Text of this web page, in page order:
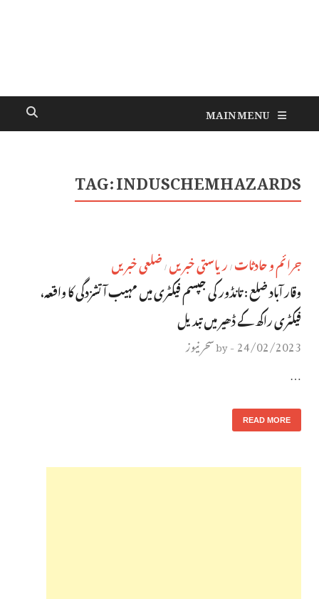
MAIN MENU
TAG:INDUSCHEMHAZARDS
جرائم و حادثات / ریاستی خبریں / ضلعی خبریں
وقار آباد ضلع : تانڈور کی جپسم فیکٹری میں مہیب آتشزدگی کا واقعہ،
فیکٹری راکھ کے ڈھیر میں تبدیل
24/02/2023
-
byسحر نیوز
…
READ MORE